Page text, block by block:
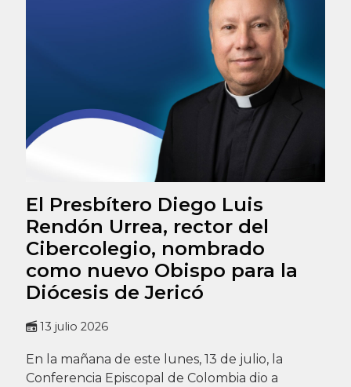
El Presbítero Diego Luis
Rendón Urrea, rector del
Cibercolegio, nombrado
como nuevo Obispo para la
Diócesis de Jericó
13 julio 2026
En la mañana de este lunes, 13 de julio, la
Conferencia Episcopal de Colombia dio a